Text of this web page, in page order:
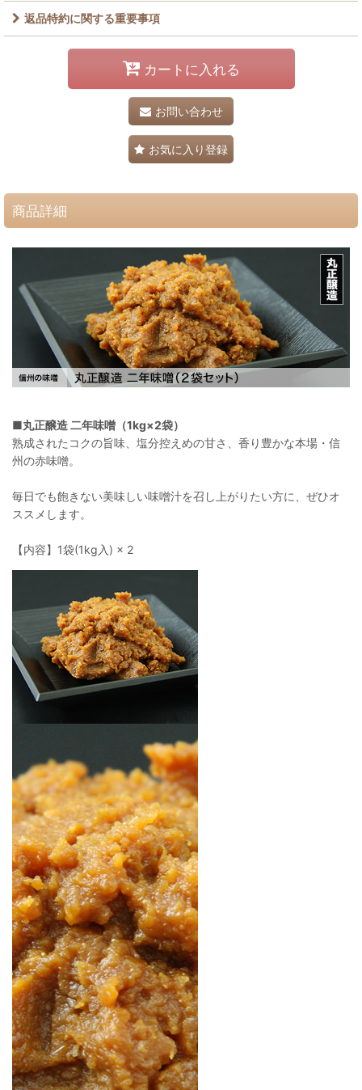
返品特約に関する重要事項
カートに入れる
お問い合わせ
お気に入り登録
商品詳細
■丸正醸造 二年味噌（1kg×2袋）
熟成されたコクの旨味、塩分控えめの甘さ、香り豊かな本場・信
州の赤味噌。
毎日でも飽きない美味しい味噌汁を召し上がりたい方に、ぜひオ
ススメします。
【内容】1袋(1kg入) × 2